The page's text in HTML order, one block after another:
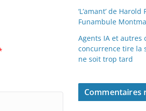
‘L’amant’ de
Funambule
Agents IA et autres
concurrence tire la
ne soit trop tard
Commentaires